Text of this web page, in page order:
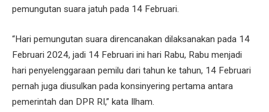
pemungutan suara jatuh pada 14 Februari.
“Hari pemungutan suara direncanakan dilaksanakan pada 14
Februari 2024, jadi 14 Februari ini hari Rabu, Rabu menjadi
hari penyelenggaraan pemilu dari tahun ke tahun, 14 Februari
pernah juga diusulkan pada konsinyering pertama antara
pemerintah dan DPR RI,” kata Ilham.